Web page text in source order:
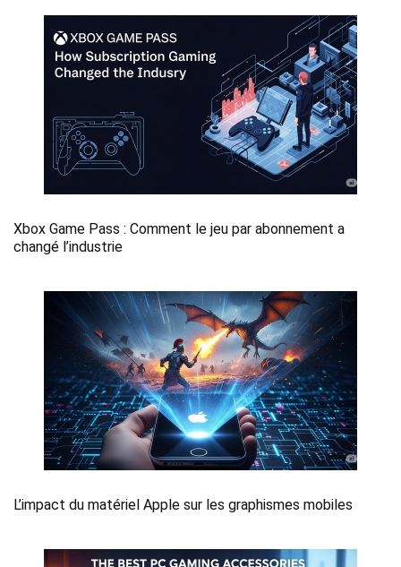
Xbox Game Pass : Comment le jeu par abonnement a
changé l’industrie
L’impact du matériel Apple sur les graphismes mobiles